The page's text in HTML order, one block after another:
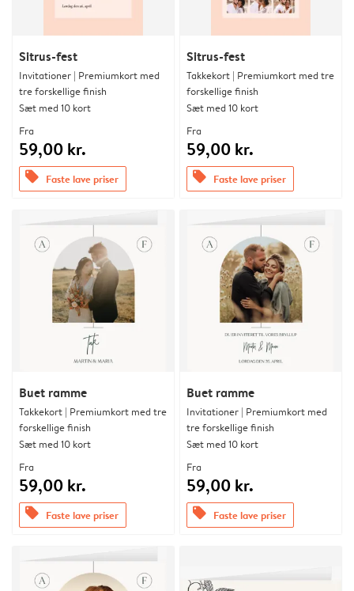
Sitrus-fest
Invitationer | Premiumkort med
tre forskellige finish
Sæt med 10 kort
Fra
59,00 kr.
offers Faste lave priser
Sitrus-fest
Takkekort | Premiumkort med tre
forskellige finish
Sæt med 10 kort
Fra
59,00 kr.
offers Faste lave priser
Buet ramme
Takkekort | Premiumkort med tre
forskellige finish
Sæt med 10 kort
Fra
59,00 kr.
offers Faste lave priser
Buet ramme
Invitationer | Premiumkort med
tre forskellige finish
Sæt med 10 kort
Fra
59,00 kr.
offers Faste lave priser